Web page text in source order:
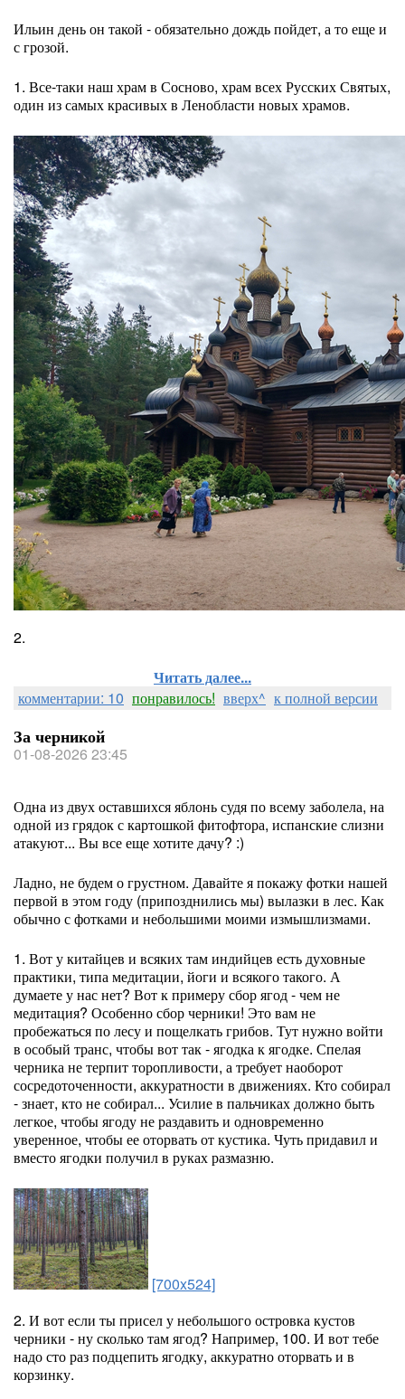
Ильин день он такой - обязательно дождь пойдет, а то еще и
с грозой.
1. Все-таки наш храм в Сосново, храм всех Русских Святых,
один из самых красивых в Ленобласти новых храмов.
2.
Читать далее...
комментарии: 10 понравилось! вверх^ к полной версии
За черникой
01-08-2026 23:45
Одна из двух оставшихся яблонь судя по всему заболела, на
одной из грядок с картошкой фитофтора, испанские слизни
атакуют... Вы все еще хотите дачу? :)
Ладно, не будем о грустном. Давайте я покажу фотки нашей
первой в этом году (припозднились мы) вылазки в лес. Как
обычно с фотками и небольшими моими измышлизмами.
1. Вот у китайцев и всяких там индийцев есть духовные
практики, типа медитации, йоги и всякого такого. А
думаете у нас нет? Вот к примеру сбор ягод - чем не
медитация? Особенно сбор черники! Это вам не
пробежаться по лесу и пощелкать грибов. Тут нужно войти
в особый транс, чтобы вот так - ягодка к ягодке. Спелая
черника не терпит торопливости, а требует наоборот
сосредоточенности, аккуратности в движениях. Кто собирал
- знает, кто не собирал... Усилие в пальчиках должно быть
легкое, чтобы ягоду не раздавить и одновременно
уверенное, чтобы ее оторвать от кустика. Чуть придавил и
вместо ягодки получил в руках размазню.
[700x524]
2. И вот если ты присел у небольшого островка кустов
черники - ну сколько там ягод? Например, 100. И вот тебе
надо сто раз подцепить ягодку, аккуратно оторвать и в
корзинку.